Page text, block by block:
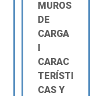
MUROS
DE
CARGA
Ι
CARAC
TERÍSTI
CAS Y